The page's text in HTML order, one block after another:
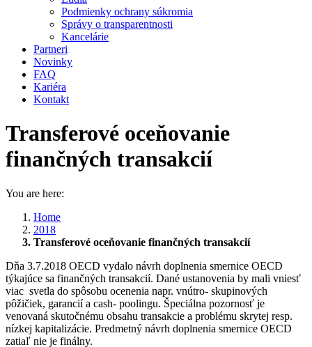
Podmienky ochrany súkromia
Správy o transparentnosti
Kancelárie
Partneri
Novinky
FAQ
Kariéra
Kontakt
Transferové oceňovanie
finančných transakcií
You are here:
Home
2018
Transferové oceňovanie finančných transakcií
Dňa 3.7.2018 OECD vydalo návrh doplnenia smernice OECD
týkajúce sa finančných transakcií. Dané ustanovenia by mali vniesť
viac svetla do spôsobu ocenenia napr. vnútro- skupinových
pôžičiek, garancií a cash- poolingu. Špeciálna pozornosť je
venovaná skutočnému obsahu transakcie a problému skrytej resp.
nízkej kapitalizácie. Predmetný návrh doplnenia smernice OECD
zatiaľ nie je finálny.